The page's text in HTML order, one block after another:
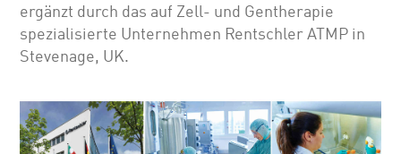
ergänzt durch das auf Zell- und Gentherapie
spezialisierte Unternehmen Rentschler ATMP in
Stevenage, UK.